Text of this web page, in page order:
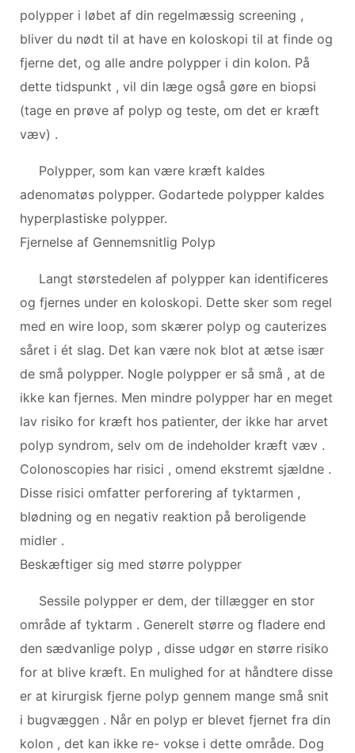
polypper i løbet af din regelmæssig screening ,
bliver du nødt til at have en koloskopi til at finde og
fjerne det, og alle andre polypper i din kolon. På
dette tidspunkt , vil din læge også gøre en biopsi
(tage en prøve af polyp og teste, om det er kræft
væv) .
Polypper, som kan være kræft kaldes
adenomatøs polypper. Godartede polypper kaldes
hyperplastiske polypper.
Fjernelse af Gennemsnitlig Polyp
Langt størstedelen af ​​polypper kan identificeres
og fjernes under en koloskopi. Dette sker som regel
med en wire loop, som skærer polyp og cauterizes
såret i ét slag. Det kan være nok blot at ætse især
de små polypper. Nogle polypper er så små , ​​at de
ikke kan fjernes. Men mindre polypper har en meget
lav risiko for kræft hos patienter, der ikke har arvet
polyp syndrom, selv om de indeholder kræft væv .
Colonoscopies har risici , omend ekstremt sjældne .
Disse risici omfatter perforering af tyktarmen ,
blødning og en negativ reaktion på beroligende
midler .
Beskæftiger sig med større polypper
Sessile polypper er dem, der tillægger en stor
område af tyktarm . Generelt større og fladere end
den sædvanlige polyp , disse udgør en større risiko
for at blive kræft. En mulighed for at håndtere disse
er at kirurgisk fjerne polyp gennem mange små snit
i bugvæggen . Når en polyp er blevet fjernet fra din
kolon , det kan ikke re- vokse i dette område. Dog